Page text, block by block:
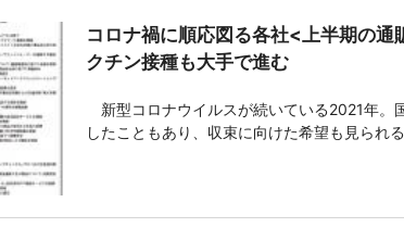
コロナ禍に順応図る各社<上半期の
クチン接種も大手で進む
新型コロナウイルスが続いている2021年。
したこともあり、収束に向けた希望も見られ
言下での購買活動を支える社会インフラとし